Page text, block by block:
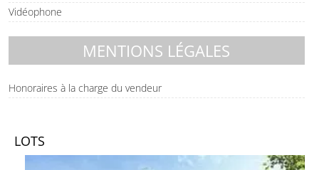
Vidéophone
MENTIONS LÉGALES
Honoraires à la charge du vendeur
LOTS